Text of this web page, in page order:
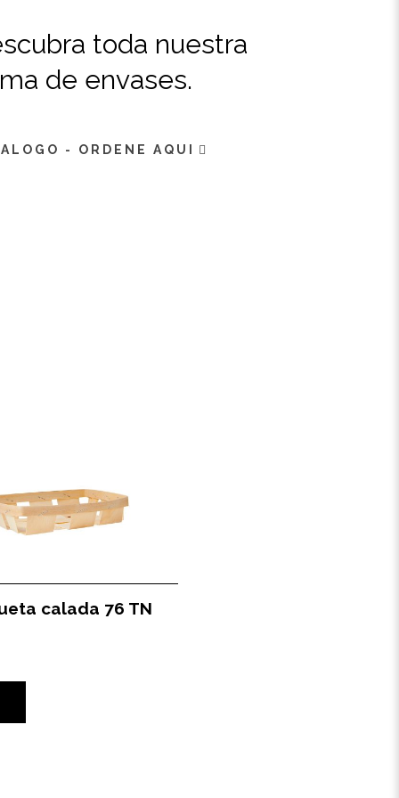
toda nuestra
de envases.
- ORDENE AQUI
calada 76 TN